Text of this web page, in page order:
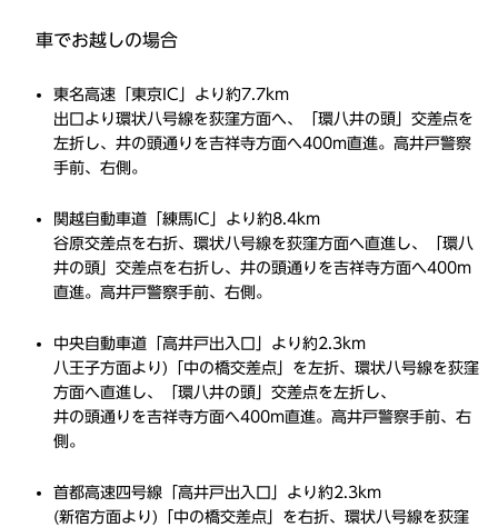
車でお越しの場合
東名高速「東京IC」より約7.7km
出口より環状八号線を荻窪方面へ、「環八井の頭」交差点を
左折し、井の頭通りを吉祥寺方面へ400m直進。高井戸警察
手前、右側。
関越自動車道「練馬IC」より約8.4km
谷原交差点を右折、環状八号線を荻窪方面へ直進し、「環八
井の頭」交差点を右折し、井の頭通りを吉祥寺方面へ400m
直進。高井戸警察手前、右側。
中央自動車道「高井戸出入口」より約2.3km
八王子方面より)「中の橋交差点」を左折、環状八号線を荻窪
方面へ直進し、「環八井の頭」交差点を左折し、
井の頭通りを吉祥寺方面へ400m直進。高井戸警察手前、右
側。
首都高速四号線「高井戸出入口」より約2.3km
(新宿方面より)「中の橋交差点」を右折、環状八号線を荻窪